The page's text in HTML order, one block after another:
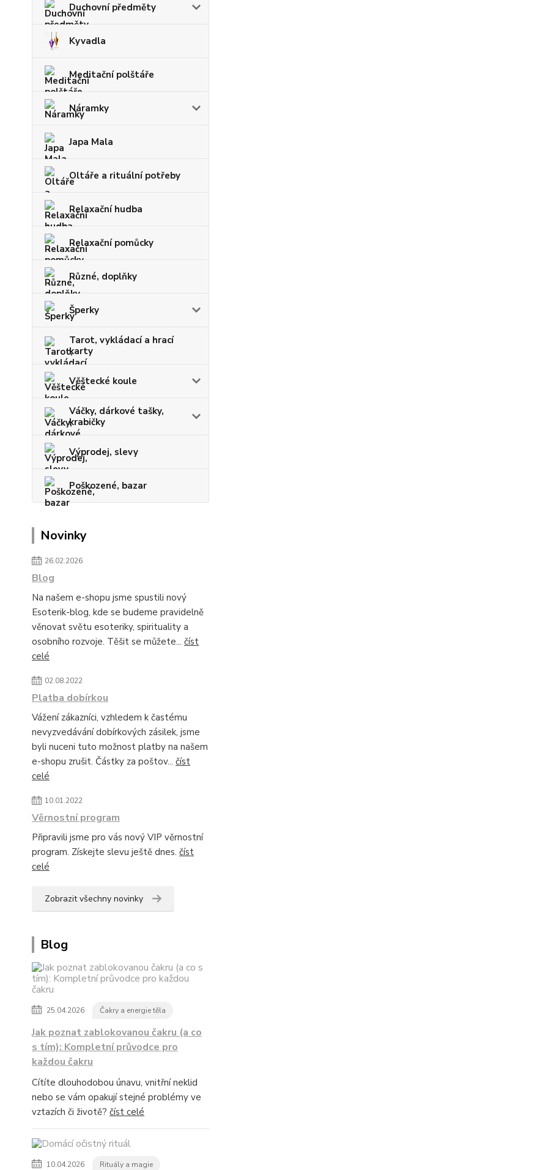
Duchovní předměty
Kyvadla
Meditační polštáře
Náramky
Japa Mala
Oltáře a rituální potřeby
Relaxační hudba
Relaxační pomůcky
Různé, doplňky
Šperky
Tarot, vykládací a hrací
karty
Věštecké koule
Váčky, dárkové tašky,
krabičky
Výprodej, slevy
Poškozené, bazar
Novinky
26.02.2026
Blog
Na našem e-shopu jsme spustili nový
Esoterik-blog, kde se budeme pravidelně
věnovat světu esoteriky, spirituality a
osobního rozvoje. Těšit se můžete... číst
celé
02.08.2022
Platba dobírkou
Vážení zákazníci, vzhledem k častému
nevyzvedávání dobírkových zásilek, jsme
byli nuceni tuto možnost platby na našem
e-shopu zrušit. Částky za poštov... číst
celé
10.01.2022
Věrnostní program
Připravili jsme pro vás nový VIP věrnostní
program. Získejte slevu ještě dnes. číst
celé
Zobrazit všechny novinky
Blog
25.04.2026 Čakry a energie těla
Jak poznat zablokovanou čakru (a co
s tím): Kompletní průvodce pro
každou čakru
Cítíte dlouhodobou únavu, vnitřní neklid
nebo se vám opakují stejné problémy ve
vztazích či životě? číst celé
10.04.2026 Rituály a magie